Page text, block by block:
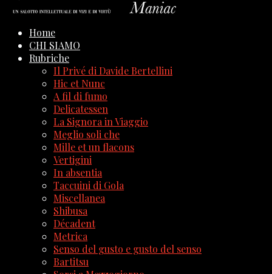
Home
CHI SIAMO
Rubriche
Il Privé di Davide Bertellini
Hic et Nunc
A fil di fumo
Delicatessen
La Signora in Viaggio
Meglio soli che
Mille et un flacons
Vertigini
In absentia
Taccuini di Gola
Miscellanea
Shibusa
Décadent
Metrica
Senso del gusto e gusto del senso
Bartitsu